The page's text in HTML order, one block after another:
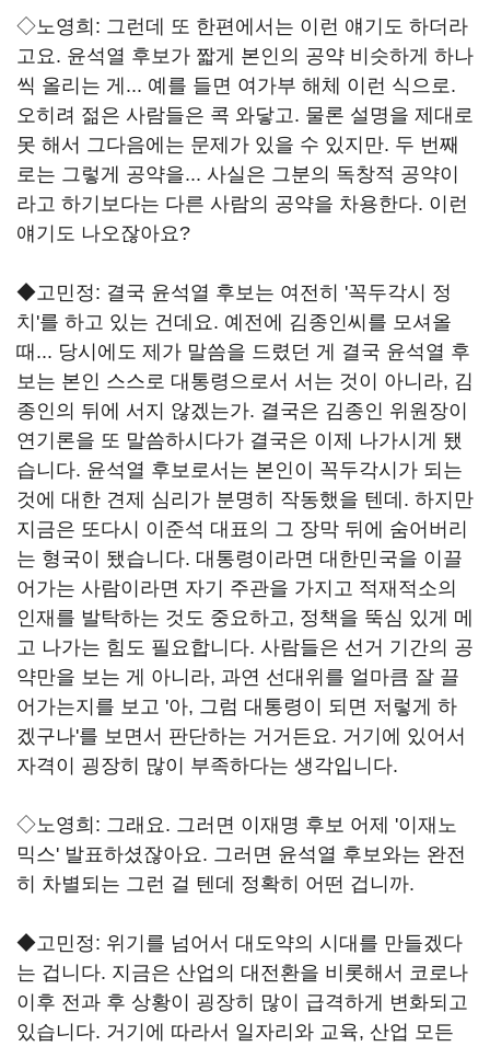
◇노영희: 그런데 또 한편에서는 이런 얘기도 하더라
고요. 윤석열 후보가 짧게 본인의 공약 비슷하게 하나
씩 올리는 게... 예를 들면 여가부 해체 이런 식으로.
오히려 젊은 사람들은 콕 와닿고. 물론 설명을 제대로
못 해서 그다음에는 문제가 있을 수 있지만. 두 번째
로는 그렇게 공약을... 사실은 그분의 독창적 공약이
라고 하기보다는 다른 사람의 공약을 차용한다. 이런
얘기도 나오잖아요?
◆고민정: 결국 윤석열 후보는 여전히 '꼭두각시 정
치'를 하고 있는 건데요. 예전에 김종인씨를 모셔올
때... 당시에도 제가 말씀을 드렸던 게 결국 윤석열 후
보는 본인 스스로 대통령으로서 서는 것이 아니라, 김
종인의 뒤에 서지 않겠는가. 결국은 김종인 위원장이
연기론을 또 말씀하시다가 결국은 이제 나가시게 됐
습니다. 윤석열 후보로서는 본인이 꼭두각시가 되는
것에 대한 견제 심리가 분명히 작동했을 텐데. 하지만
지금은 또다시 이준석 대표의 그 장막 뒤에 숨어버리
는 형국이 됐습니다. 대통령이라면 대한민국을 이끌
어가는 사람이라면 자기 주관을 가지고 적재적소의
인재를 발탁하는 것도 중요하고, 정책을 뚝심 있게 메
고 나가는 힘도 필요합니다. 사람들은 선거 기간의 공
약만을 보는 게 아니라, 과연 선대위를 얼마큼 잘 끌
어가는지를 보고 '아, 그럼 대통령이 되면 저렇게 하
겠구나'를 보면서 판단하는 거거든요. 거기에 있어서
자격이 굉장히 많이 부족하다는 생각입니다.
◇노영희: 그래요. 그러면 이재명 후보 어제 '이재노
믹스' 발표하셨잖아요. 그러면 윤석열 후보와는 완전
히 차별되는 그런 걸 텐데 정확히 어떤 겁니까.
◆고민정: 위기를 넘어서 대도약의 시대를 만들겠다
는 겁니다. 지금은 산업의 대전환을 비롯해서 코로나
이후 전과 후 상황이 굉장히 많이 급격하게 변화되고
있습니다. 거기에 따라서 일자리와 교육, 산업 모든